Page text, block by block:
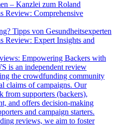
– Kanzlei zum Roland
Review: Comprehensive
Tipps von Gesundheitsexperten
Review: Expert Insights and
Empowering Backers with
is an independent review
the crowdfunding community
claims of campaigns. Our
from supporters (backers),
and offers decision-making
and campaign starters.
reviews, we aim to foster